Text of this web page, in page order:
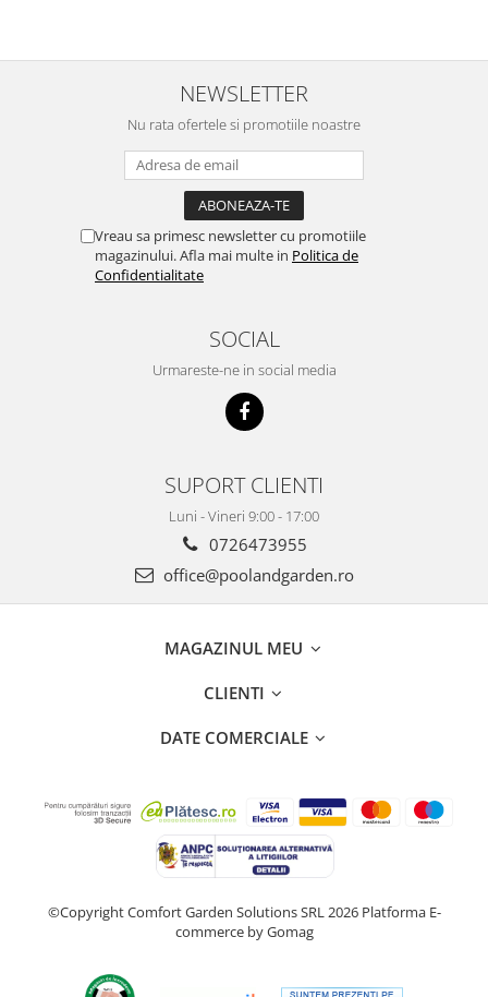
Masini de tuns iarba
Accesorii si piese unelte gradina
Piese schimb unelte gradina
Accesorii unelte gradina
TERASA SI CURTE
Scaune banci si sezlonguri
Casute si depozitare
Casute de gradina
Aspersoare supraterane
Suporturi si carucioare furtun
Accesorii sere
NEWSLETTER
Nu rata ofertele si promotiile noastre
Vreau sa primesc newsletter cu promotiile
magazinului. Afla mai multe in Politica de
Confidentialitate
SOCIAL
Urmareste-ne in social media
SUPORT CLIENTI
Luni - Vineri 9:00 - 17:00
0726473955
office@poolandgarden.ro
MAGAZINUL MEU
CLIENTI
DATE COMERCIALE
©Copyright Comfort Garden Solutions SRL 2026 Platforma E-
commerce by Gomag